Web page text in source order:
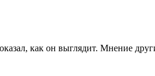
как он выглядит. Мнение